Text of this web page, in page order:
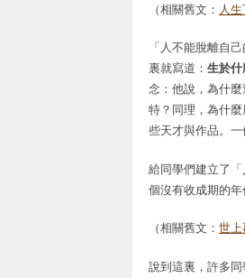
（相關舊文： 人
「人不能脫離自
裏就寫道： 生於
念：他說，為什
特？同理，為什
些天才與作品。一
給同學們建立了
個沒有收成期的年
（相關舊文： 世上
說到這裏，許多